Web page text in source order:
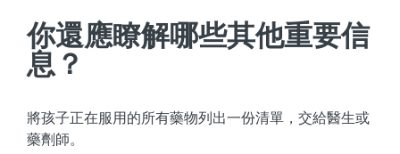
你還應瞭解哪些其他重要信
息？
將孩子正在服用的所有藥物列出一份清單，交給醫生或
藥劑師。